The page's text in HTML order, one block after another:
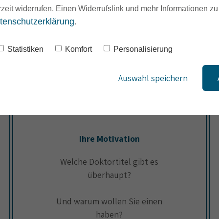
haben Sie eine
Ihre Motivation
Welche Doktortitel gibt es
überhaupt?
Und warum wollen Sie einen
haben?
widerrufen. Einen Widerrufslink und mehr Informationen
.
Statistiken Komfort Personalisierung
Auswahl speichern